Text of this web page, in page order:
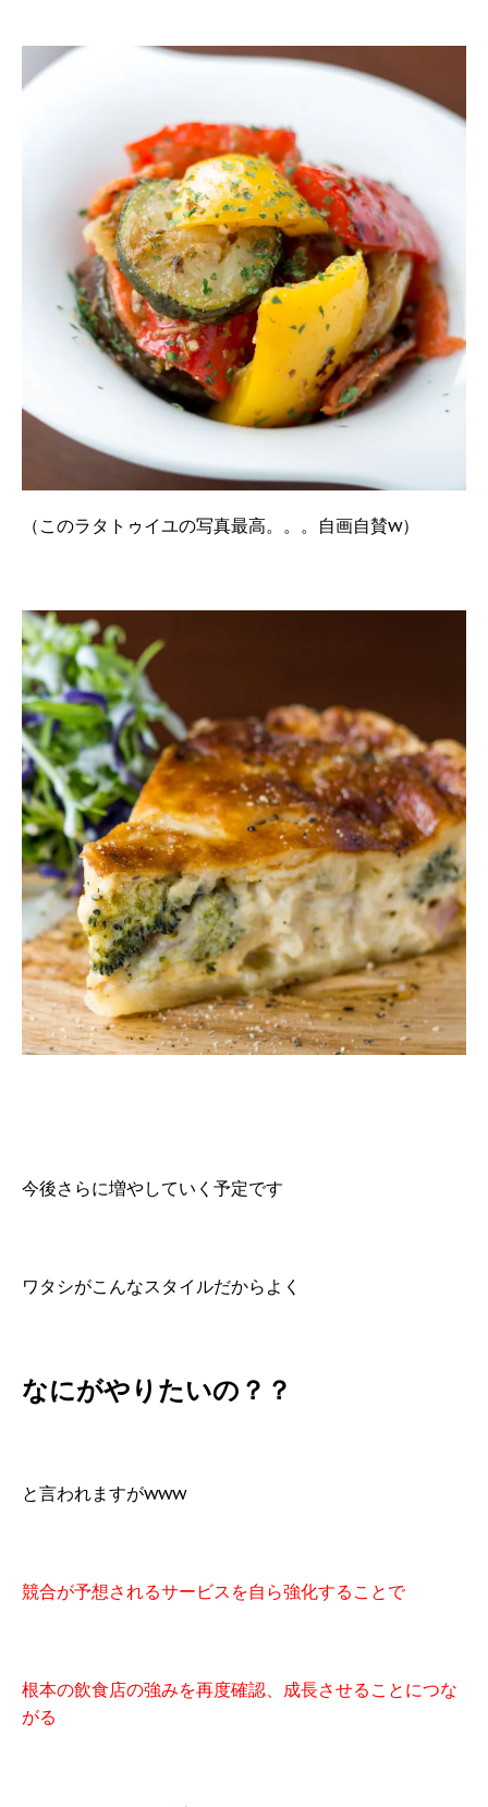
（このラタトゥイユの写真最高。。。自画自賛w）
今後さらに増やしていく予定です
ワタシがこんなスタイルだからよく
なにがやりたいの？？
と言われますがwww
競合が予想されるサービスを自ら強化することで
根本の飲食店の強みを再度確認、成長させることにつな
がる